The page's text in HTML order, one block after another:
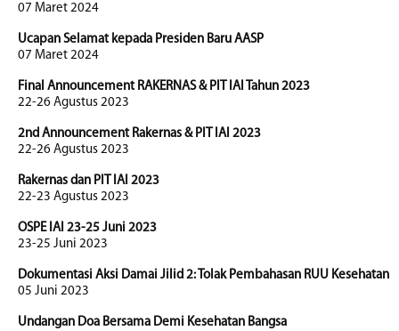
07 Maret 2024
Ucapan Selamat kepada Presiden Baru AASP
07 Maret 2024
Final Announcement RAKERNAS & PIT IAI Tahun 2023
22-26 Agustus 2023
2nd Announcement Rakernas & PIT IAI 2023
22-26 Agustus 2023
Rakernas dan PIT IAI 2023
22-23 Agustus 2023
OSPE IAI 23-25 Juni 2023
23-25 Juni 2023
Dokumentasi Aksi Damai Jilid 2: Tolak Pembahasan RUU Kesehatan
05 Juni 2023
Undangan Doa Bersama Demi Kesehatan Bangsa